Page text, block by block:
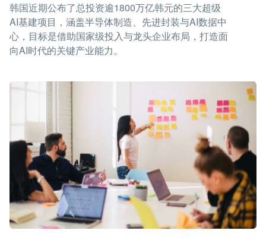
韩国近期公布了总投资逾1800万亿韩元的三大超级
AI基建项目，涵盖半导体制造、先进封装与AI数据中
心，目标是借助国家级投入与龙头企业布局，打造面
向AI时代的关键产业能力。